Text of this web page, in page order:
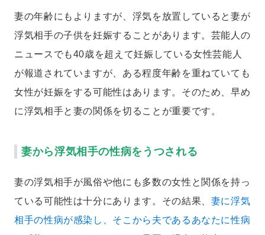
妻の年齢にもよりますが、浮気を放置していると妻が
浮気相手の子供を妊娠することがあります。芸能人の
ニュースでも40歳を超えて妊娠している女性芸能人
が報道されていますが、ある程度年齢を重ねていても
女性が妊娠をする可能性はあります。そのため、早め
に浮気相手と妻の関係を切ることが重要です。
妻から浮気相手の性病をうつされる
妻の浮気相手が風俗や他にも多数の女性と関係を持っ
ている可能性は十分にあります。その結果、 妻に浮気
相手の性病が感染し、そこから夫であるあなたに性病